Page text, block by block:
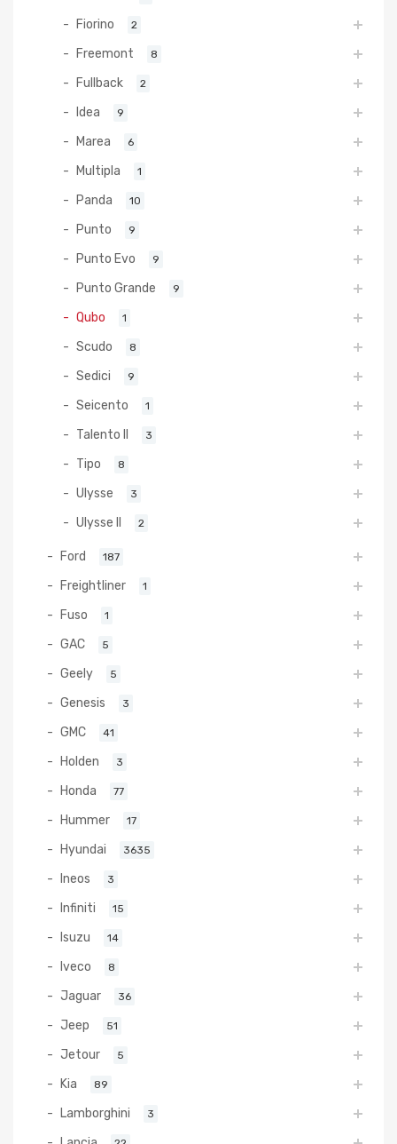
Fiorino 2
Freemont 8
Fullback 2
Idea 9
Marea 6
Multipla 1
Panda 10
Punto 9
Punto Evo 9
Punto Grande 9
Qubo 1
Scudo 8
Sedici 9
Seicento 1
Talento II 3
Tipo 8
Ulysse 3
Ulysse II 2
Ford 187
Freightliner 1
Fuso 1
GAC 5
Geely 5
Genesis 3
GMC 41
Holden 3
Honda 77
Hummer 17
Hyundai 3635
Ineos 3
Infiniti 15
Isuzu 14
Iveco 8
Jaguar 36
Jeep 51
Jetour 5
Kia 89
Lamborghini 3